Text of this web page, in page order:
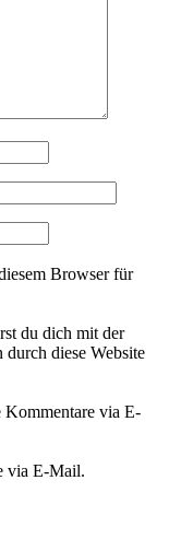
Browser für
du dich mit der
durch diese Website
Kommentare via E-
via E-Mail.